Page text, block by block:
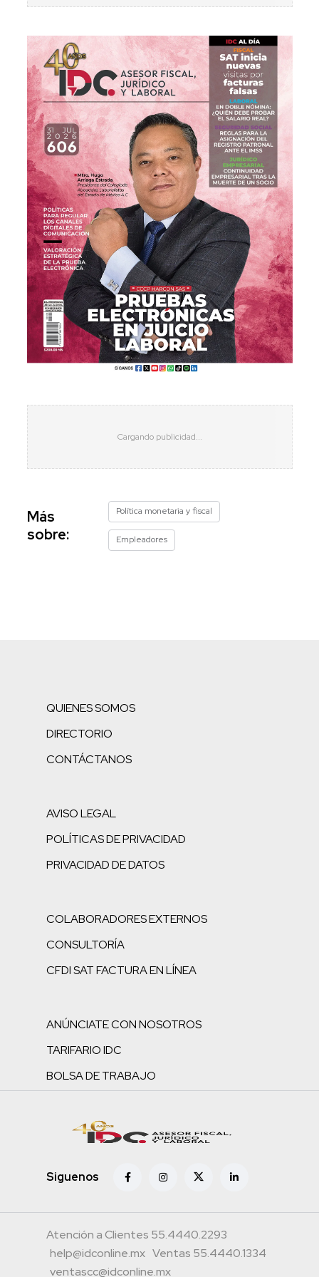
Más
sobre:
Política monetaria y fiscal
Empleadores
QUIENES SOMOS
DIRECTORIO
CONTÁCTANOS
AVISO LEGAL
POLÍTICAS DE PRIVACIDAD
PRIVACIDAD DE DATOS
COLABORADORES EXTERNOS
CONSULTORÍA
CFDI SAT FACTURA EN LÍNEA
ANÚNCIATE CON NOSOTROS
TARIFARIO IDC
BOLSA DE TRABAJO
Siguenos
Atención a Clientes 55.4440.2293
help@idconline.mx Ventas 55.4440.1334
ventascc@idconline.mx